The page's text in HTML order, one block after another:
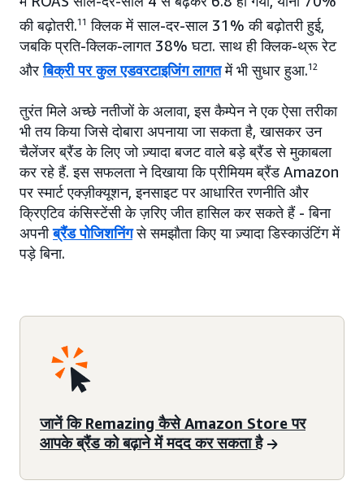
की बढ़ोतरी.11 क्लिक में साल-दर-साल 31% की बढ़ोतरी हुई,
जबकि प्रति-क्लिक-लागत 38% घटा. साथ ही क्लिक-थ्रू रेट
औरबिक्री पर कुल एडवरटाइजिंग लागतमें भी सुधार हुआ.12
तुरंत मिले अच्छे नतीजों के अलावा, इस कैम्पेन ने एक ऐसा तरीका
भी तय किया जिसे दोबारा अपनाया जा सकता है, खासकर उन
चैलेंजर ब्रैंड के लिए जो ज़्यादा बजट वाले बड़े ब्रैंड से मुकाबला
कर रहे हैं. इस सफलता ने दिखाया कि प्रीमियम ब्रैंड Amazon
पर स्मार्ट एक्ज़ीक्यूशन, इनसाइट पर आधारित रणनीति और
क्रिएटिव कंसिस्टेंसी के ज़रिए जीत हासिल कर सकते हैं - बिना
अपनीब्रैंड पोजिशनिंगसे समझौता किए या ज़्यादा डिस्काउंटिंग में
पड़े बिना.
जानें कि Remazing कैसे Amazon Store पर
आपके ब्रैंड को बढ़ाने में मदद कर सकता है